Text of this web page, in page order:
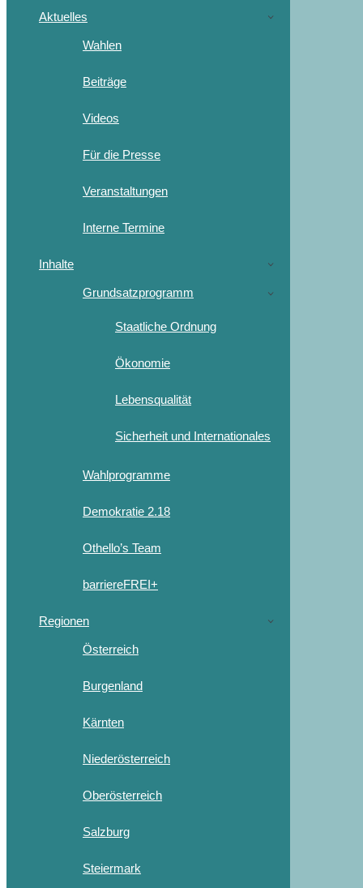
Aktuelles
Wahlen
Beiträge
Videos
Für die Presse
Veranstaltungen
Interne Termine
Inhalte
Grundsatzprogramm
Staatliche Ordnung
Ökonomie
Lebensqualität
Sicherheit und Internationales
Wahlprogramme
Demokratie 2.18
Othello’s Team
barriereFREI+
Regionen
Österreich
Burgenland
Kärnten
Niederösterreich
Oberösterreich
Salzburg
Steiermark